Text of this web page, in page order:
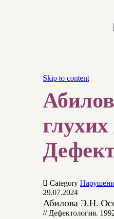
Skip to content
 Category
29.07.2024
Абилова Э.Н.
// Дефектология.